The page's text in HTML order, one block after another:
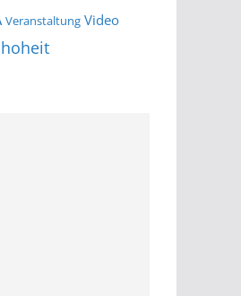
Veranstaltung Video